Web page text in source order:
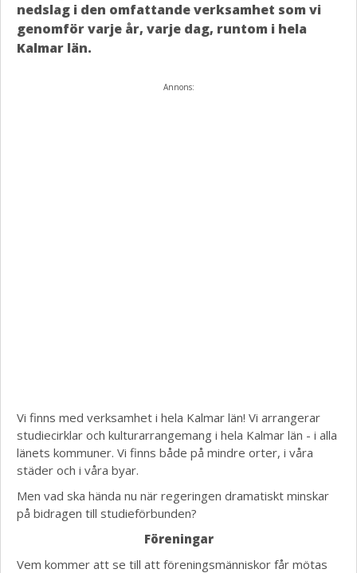
nedslag i den omfattande verksamhet som vi
genomför varje år, varje dag, runtom i hela
Kalmar län.
Annons:
Vi finns med verksamhet i hela Kalmar län! Vi arrangerar
studiecirklar och kulturarrangemang i hela Kalmar län - i alla
länets kommuner. Vi finns både på mindre orter, i våra
städer och i våra byar.
Men vad ska hända nu när regeringen dramatiskt minskar
på bidragen till studieförbunden?
Föreningar
Vem kommer att se till att föreningsmänniskor får mötas